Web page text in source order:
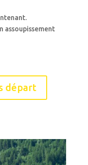
assoupissement
départ